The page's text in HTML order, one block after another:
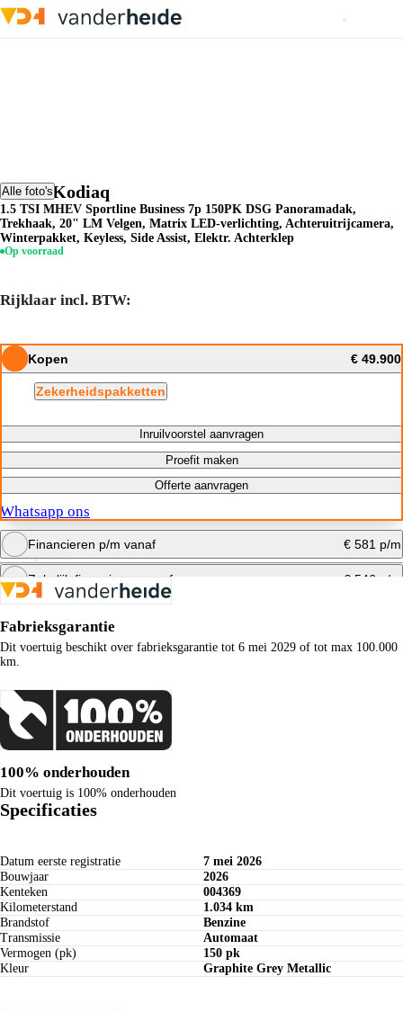
Alle foto's
Skoda Kodiaq
1.5 TSI MHEV Sportline Business 7p 150PK DSG Panoramadak,
Trekhaak, 20" LM Velgen, Matrix LED-verlichting, Achteruitrijcamera,
Winterpakket, Keyless, Side Assist, Elektr. Achterklep
Op voorraad
Rijklaar incl. BTW:
Kopen € 49.900
Zekerheidspakketten
Inruilvoorstel aanvragen
Proefit maken
Offerte aanvragen
Whatsapp ons
Financieren p/m vanaf € 581 p/m
Bereken maandbedrag
Zakelijk financieren vanaf € 546 p/m
Fabrieksgarantie
Dit voertuig beschikt over fabrieksgarantie tot 6 mei 2029 of tot max 100.000
km.
100% onderhouden
Dit voertuig is 100% onderhouden
Specificaties
Datum eerste registratie
7 mei 2026
Bouwjaar
2026
Kenteken
004369
Kilometerstand
1.034 km
Brandstof
Benzine
Transmissie
Automaat
Vermogen (pk)
150 pk
Kleur
Graphite Grey Metallic